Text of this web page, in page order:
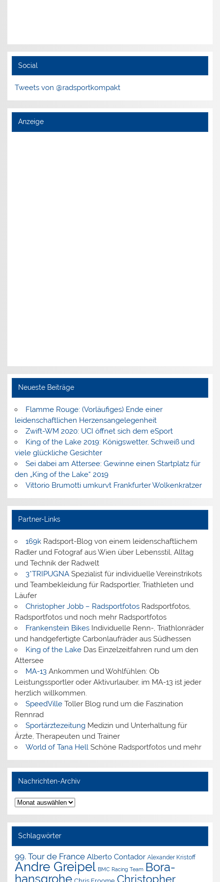
Social
Tweets von @radsportkompakt
Anzeige
Neueste Beiträge
Flamme Rouge: (Vorläufiges) Ende einer
leidenschaftlichen Herzensangelegenheit
Zwift-WM 2020: UCI öffnet sich dem eSport
King of the Lake 2019: Königswetter, Schweiß und
viele glückliche Gesichter
Sei dabei am Attersee: Gewinne einen Startplatz für
den „King of the Lake“ 2019
Vittorio Brumotti umkurvt Frankfurter Wolkenkratzer
Partner-Links
169kRadsport-Blog von einem leidenschaftlichem
Radler und Fotograf aus Wien über Lebensstil, Alltag
und Technik der Radwelt
3*TRIPUGNASpezialist für individuelle Vereinstrikots
und Teambekleidung für Radsportler, Triathleten und
Läufer
Christopher Jobb – RadsportfotosRadsportfotos,
Radsportfotos und noch mehr Radsportfotos
Frankenstein BikesIndividuelle Renn-, Triathlonräder
und handgefertigte Carbonlaufräder aus Südhessen
King of the LakeDas Einzelzeitfahren rund um den
Attersee
MA-13Ankommen und Wohlfühlen: Ob
Leistungssportler oder Aktivurlauber, im MA-13 ist jeder
herzlich willkommen.
SpeedVilleToller Blog rund um die Faszination
Rennrad
SportärztezeitungMedizin und Unterhaltung für
Ärzte, Therapeuten und Trainer
World of Tana HellSchöne Radsportfotos und mehr
Nachrichten-Archiv
Nachrichten-
Archiv
Schlagwörter
99. Tour de France Alberto Contador Alexander Kristoff
Andre Greipel BMC Racing Team Bora-
hansgrohe
Christopher